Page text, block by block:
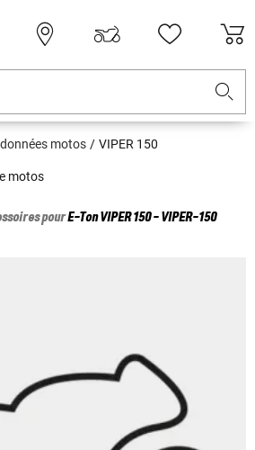
motos VIPER 150
motos
pourE-TonVIPER 150 - VIPER-150